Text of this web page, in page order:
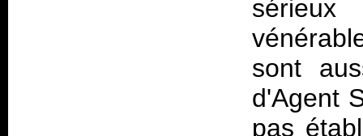
sont
d'Agent
pas